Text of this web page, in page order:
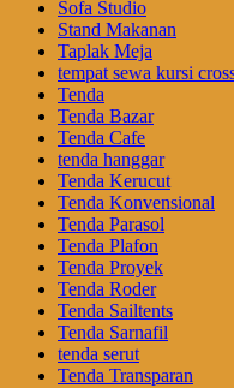
Sofa Studio
Stand Makanan
Taplak Meja
tempat sewa kursi
Tenda
Tenda Bazar
Tenda Cafe
tenda hanggar
Tenda Kerucut
Tenda Konvensional
Tenda Parasol
Tenda Plafon
Tenda Proyek
Tenda Roder
Tenda Sailtents
Tenda Sarnafil
tenda serut
Tenda Transparan